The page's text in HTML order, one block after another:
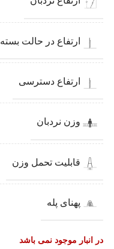
ارتفاع در حالت بسته
ارتفاع دسترسی
وزن نردبان
قابلیت تحمل وزن
پهنای پله
در انبار موجود نمی باشد